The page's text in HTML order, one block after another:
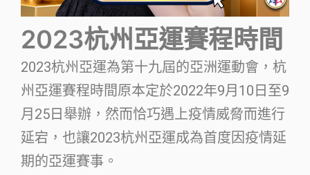
2023杭州亞運賽程時間
2023杭州亞運為第十九屆的亞洲運動會，杭
州亞運賽程時間原本定於2022年9月10日至9
月25日舉辦，然而恰巧遇上疫情威脅而進行
延宕，也讓2023杭州亞運成為首度因疫情延
期的亞運賽事。